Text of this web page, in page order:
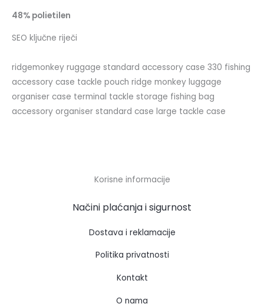
48% polietilen
SEO ključne riječi
ridgemonkey ruggage standard accessory case 330 fishing
accessory case tackle pouch ridge monkey luggage
organiser case terminal tackle storage fishing bag
accessory organiser standard case large tackle case
Korisne informacije
Načini plaćanja i sigurnost
Dostava i reklamacije
Politika privatnosti
Kontakt
O nama